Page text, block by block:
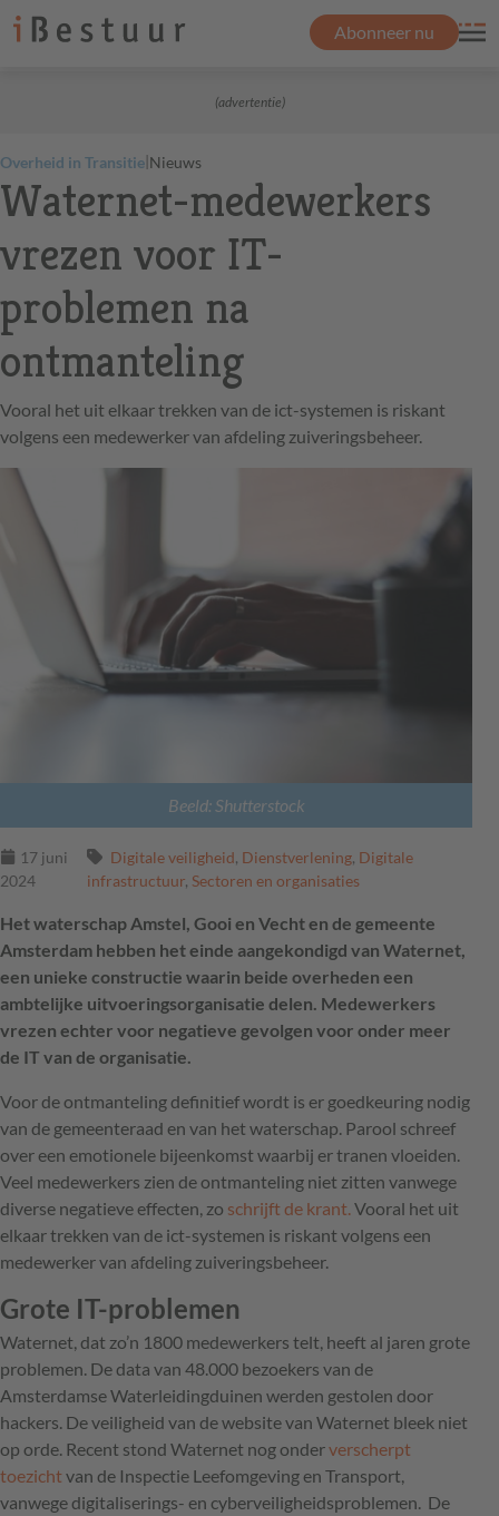
Abonneer nu
(advertentie)
Overheid in Transitie|Nieuws
Waternet-medewerkers
vrezen voor IT-
problemen na
ontmanteling
Vooral het uit elkaar trekken van de ict-systemen is riskant
volgens een medewerker van afdeling zuiveringsbeheer.
Beeld: Shutterstock
17 juni
2024
Digitale veiligheid, Dienstverlening, Digitale
infrastructuur, Sectoren en organisaties
Het waterschap Amstel, Gooi en Vecht en de gemeente
Amsterdam hebben het einde aangekondigd van Waternet,
een unieke constructie waarin beide overheden een
ambtelijke uitvoeringsorganisatie delen. Medewerkers
vrezen echter voor negatieve gevolgen voor onder meer
de IT van de organisatie.
Voor de ontmanteling definitief wordt is er goedkeuring nodig
van de gemeenteraad en van het waterschap. Parool schreef
over een emotionele bijeenkomst waarbij er tranen vloeiden.
Veel medewerkers zien de ontmanteling niet zitten vanwege
diverse negatieve effecten, zo schrijft de krant. Vooral het uit
elkaar trekken van de ict-systemen is riskant volgens een
medewerker van afdeling zuiveringsbeheer.
Grote IT-problemen
Waternet, dat zo’n 1800 medewerkers telt, heeft al jaren grote
problemen. De data van 48.000 bezoekers van de
Amsterdamse Waterleidingduinen werden gestolen door
hackers. De veiligheid van de website van Waternet bleek niet
op orde. Recent stond Waternet nog onderverscherpt
toezichtvan de Inspectie Leefomgeving en Transport,
vanwege digitaliserings- en cyberveiligheidsproblemen. De